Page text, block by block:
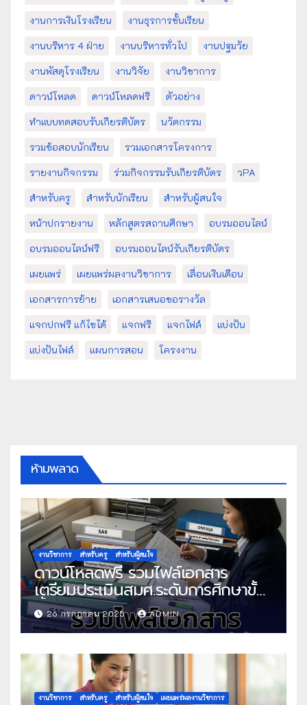
งานการเงินโรงเรียน
งานธุรการชั้นเรียน
งานบริหาร 4 ฝ่าย
งานบริหารทั่วไป
งานปฐมวัย
งานพัสดุโรงเรียน
งานวิจัย
งานวิชาการ
ดาวน์โหลด
ดาวน์โหลดฟรี
ตัวอย่าง
ทำแบบทดสอบรับเกียรติบัตร
นวัตกรรม
รวมข้อสอบนักเรียน
รวมเอกสารโครงการ
รายงานกิจกรรม
ร่วมกิจกรรมรับเกียรติบัตร
วPA
สำหรับครู
สำหรับนักเรียน
สำหรับผู้สนใจ
หน้าปกรายงาน
หลักสูตรสถานศึกษา
อบรมออนไลน์
อบรมออนไลน์ฟรี
อบรมออนไลน์รับเกียรติบัตร
เผยแพร่
เผยแพร่ผลงานวิชาการ
เลื่อนเงินเดือน
เอกสารการย้าย
เอกสารเสนอขอรางวัล
แจกปกฟรี แก้ไขได้
แจกฟรี แจกไฟล์
แบ่งปัน
แบ่งปันไฟล์
แผนการสอน โครงงาน
ห้ามพลาด
งานวิชาการ สำหรับครู สำหรับผู้สนใจ
ดาวน์โหลดฟรี รวมไฟล์เอกสาร
เตรียมประเมินสมศ.ระดับการศึกษาขั้น
พื้นฐาน
26 กรกฎาคม 2025 ADMIN
งานวิชาการ สำหรับครู สำหรับผู้สนใจ
เผยแพร่ผลงานวิชาการ